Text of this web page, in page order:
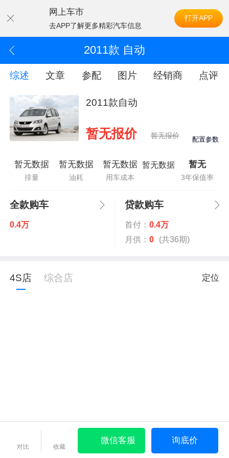
网上车市
去APP了解更多精彩汽车信息
打开APP
2011款 自动
综述 文章 参配 图片 经销商 点评
2011款自动
暂无报价 暂无报价 配置参数
暂无数据
排量
暂无数据
油耗
暂无数据
用车成本
暂无数据 暂无
3年保值率
全款购车
0.4万
贷款购车
首付： 0.4万
月供： 0 (共36期)
4S店 综合店 定位
对比 收藏
微信客服 询底价